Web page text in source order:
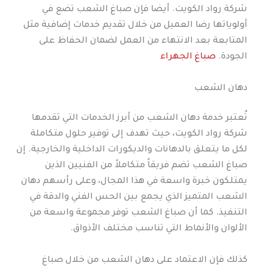
شركة رواد الكويت. أيضا فإن صباغ الشعب تضع في
أولوياتها رضا العميل من خلال تقديم خدمات إضافية مثل
المتابعة بعد الانتهاء من العمل لضمان الحفاظ على
الجودة. صباغ الجهراء
دهان الشعب
تُعتبر خدمة دهان الشعب من أبرز الخدمات التي تقدمها
شركة رواد الكويت، حيث تهدف إلى توفير حلول متكاملة
لكل ما يتعلق بالدهانات والديكورات الداخلية والخارجية. إن
صباغ الشعب تضم فريقاً متكاملاً من الفنيين الذين
يمتلكون خبرة واسعة في هذا المجال، وعلى رأسهم دهان
الشعب المتميز الذي يجمع بين الحس الفني والدقة في
التنفيذ. كما أن صباغ الشعب توفر مجموعة واسعة من
الألوان والأنماط التي تناسب مختلف الأذواق.
كذلك فإن الاعتماد على دهان الشعب من خلال صباغ